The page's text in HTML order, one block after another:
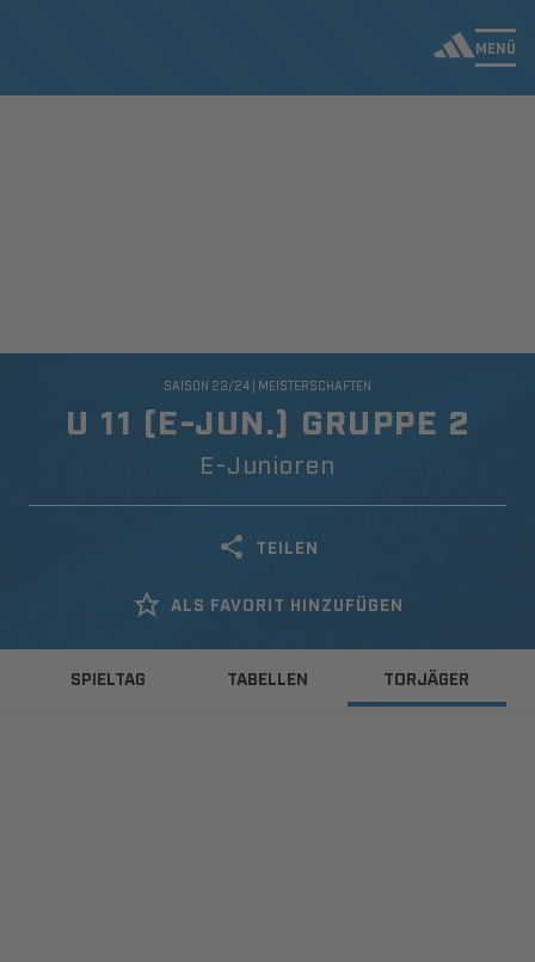
MENÜ
U 11 (E-JUN.) GRUPPE 2
E-Junioren
SAISON 23/24 | MEISTERSCHAFTEN
TEILEN
ALS FAVORIT HINZUFÜGEN
SPIELTAG TABELLEN TORJÄGER